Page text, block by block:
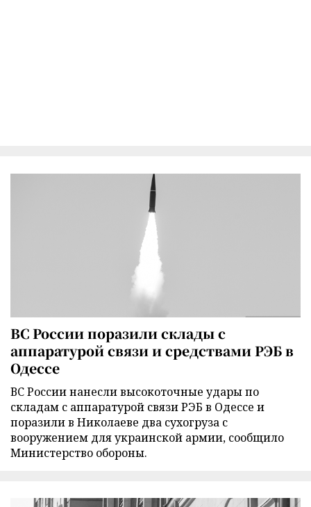
ВС России поразили склады с
аппаратурой связи и средствами РЭБ в
Одессе
ВС России нанесли высокоточные удары по
складам с аппаратурой связи РЭБ в Одессе и
поразили в Николаеве два сухогруза с
вооружением для украинской армии, сообщило
Министерство обороны.